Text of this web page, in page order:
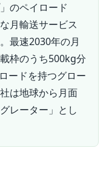
のペイロード
月輸送サービス
最速2030年の月
枠のうち500kg分
ードを持つグロー
は地球から月面
レーター」とし